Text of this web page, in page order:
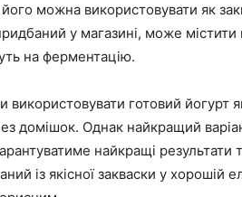
можна використовувати як
у магазині, може містити
на ферментацію.
готовий йогурт
домішок. Однак найкращий
найкращі результати
із якісної закваски у хорошій